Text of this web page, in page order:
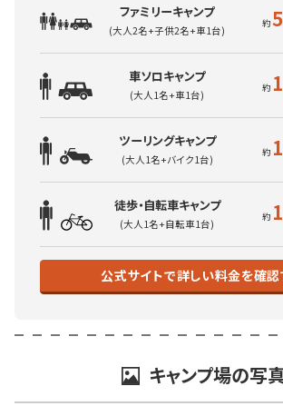
ファミリーキャンプ
(大人2名+子供2名+車1台)
車ソロキャンプ
(大人1名+車1台)
ツーリングキャンプ
(大人1名+バイク1台)
徒歩・自転車キャンプ
(大人1名+自転車1台)
公式サイトで詳しい料金を確認
キャンプ場の写